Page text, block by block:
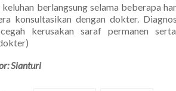
keluhan berlangsung selama beberapa
konsultasikan dengan dokter.
kerusakan saraf permanen
Sianturi